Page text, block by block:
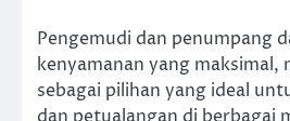
Pengemudi dan penumpang
kenyamanan yang maksimal,
sebagai pilihan yang ideal